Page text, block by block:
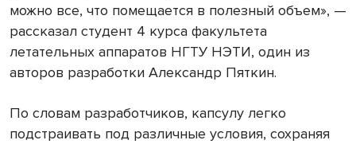
можно все, что помещается в полезный объем», —
рассказал студент 4 курса факультета
летательных аппаратов НГТУ НЭТИ, один из
авторов разработки Александр Пяткин.
По словам разработчиков, капсулу легко
подстраивать под различные условия, сохраняя